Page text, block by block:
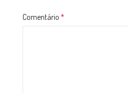
Comentário *